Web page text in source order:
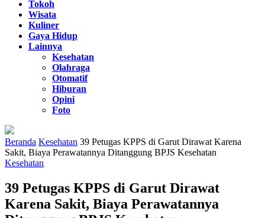
Tokoh
Wisata
Kuliner
Gaya Hidup
Lainnya
Kesehatan
Olahraga
Otomatif
Hiburan
Opini
Foto
Beranda Kesehatan 39 Petugas KPPS di Garut Dirawat Karena
Sakit, Biaya Perawatannya Ditanggung BPJS Kesehatan
Kesehatan
39 Petugas KPPS di Garut Dirawat
Karena Sakit, Biaya Perawatannya